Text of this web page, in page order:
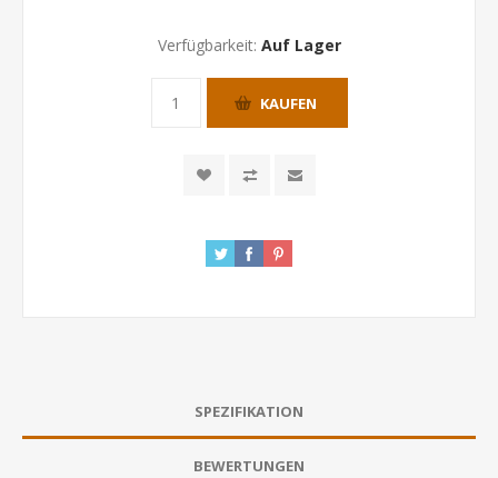
Verfügbarkeit: Auf Lager
KAUFEN
SPEZIFIKATION
BEWERTUNGEN